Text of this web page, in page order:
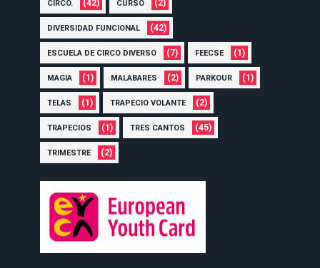
CIRCO. (42) CURSO (2)
DIVERSIDAD FUNCIONAL (42)
ESCUELA DE CIRCO DIVERSO (7) FEECSE (1)
MAGIA (1) MALABARES (2) PARKOUR (1)
TELAS (1) TRAPECIO VOLANTE (2)
TRAPECIOS (1) TRES CANTOS (45)
TRIMESTRE (2)